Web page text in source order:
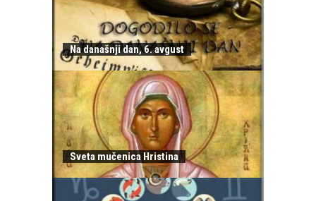
Na današnji dan, 6. avgust
Sveta mučenica Hristina